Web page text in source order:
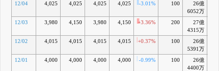
12/04 4,025 4,025 4,025 4,025 -3.01% 100
26億
6052万
12/03 3,980 4,150 3,980 4,150 +3.36% 200
27億
4315万
12/02 4,015 4,015 4,015 4,015 +0.37% 100
26億
5391万
12/01 4,000 4,000 4,000 4,000 -0.99% 100
26億
4400万